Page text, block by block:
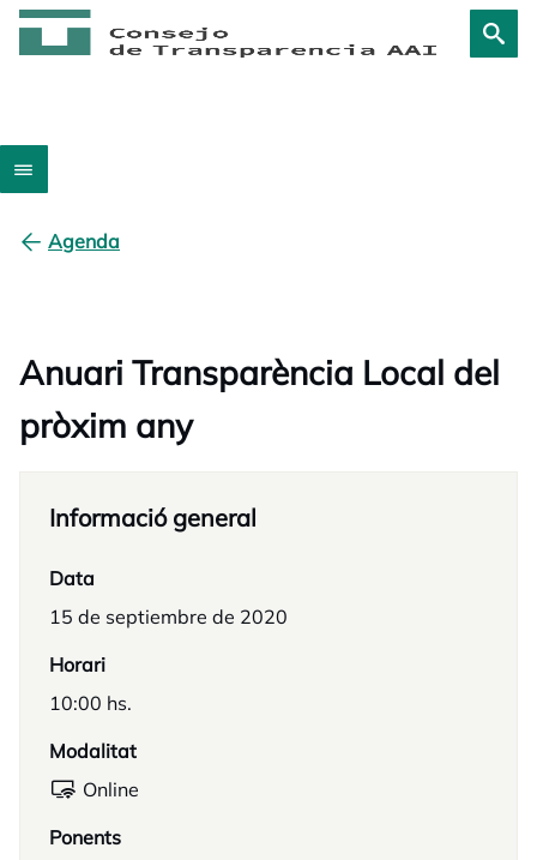
Agenda
Anuari Transparència Local del
pròxim any
Informació general
Data
15 de septiembre de 2020
Horari
10:00 hs.
Modalitat
Online
Ponents